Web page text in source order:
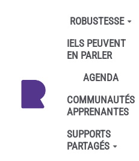
Aller au contenu principal
ROBUSTESSE
IELS PEUVENT
EN PARLER
AGENDA
COMMUNAUTÉS
APPRENANTES
SUPPORTS
PARTAGÉS